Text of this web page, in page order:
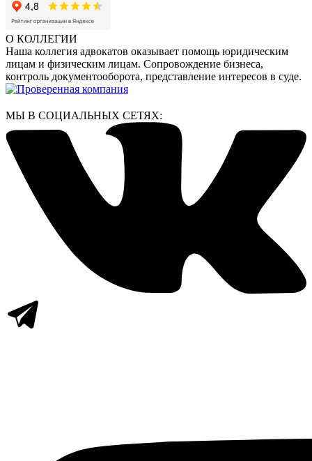
О КОЛЛЕГИИ
Наша коллегия адвокатов оказывает помощь юридическим
лицам и физическим лицам. Сопровождение бизнеса,
контроль документооборота, представление интересов в суде.
МЫ В СОЦИАЛЬНЫХ СЕТЯХ: